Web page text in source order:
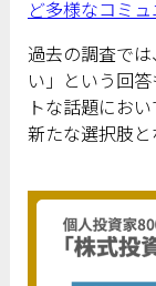
ど多様なコミ
過去の調査で
い」という回
トな話題にお
新たな選択肢と